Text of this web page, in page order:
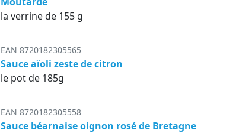
la verrine de 155 g
EAN 8720182305565
Sauce aïoli zeste de citron
le pot de 185g
EAN 8720182305558
Sauce béarnaise oignon rosé de Bretagne